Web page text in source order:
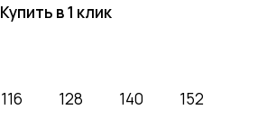
Купить в 1 клик
116 128 140 152